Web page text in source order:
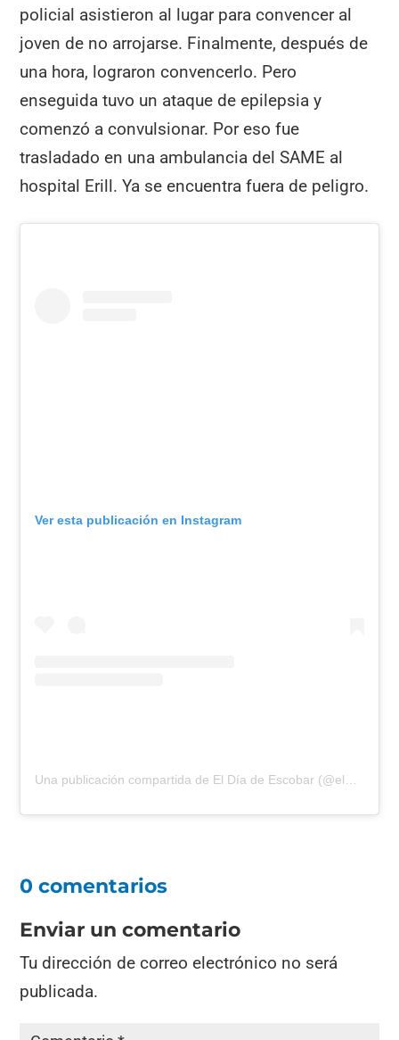
policial asistieron al lugar para convencer al
joven de no arrojarse. Finalmente, después de
una hora, lograron convencerlo. Pero
enseguida tuvo un ataque de epilepsia y
comenzó a convulsionar. Por eso fue
trasladado en una ambulancia del SAME al
hospital Erill. Ya se encuentra fuera de peligro.
Ver esta publicación en Instagram
0 comentarios
Enviar un comentario
Tu dirección de correo electrónico no será
publicada.